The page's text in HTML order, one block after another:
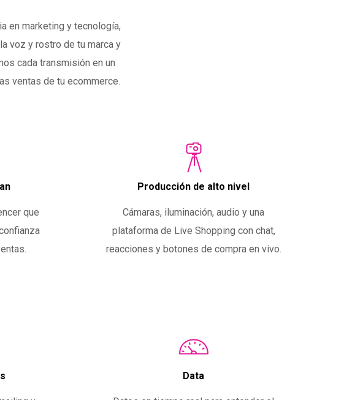
en marketing y tecnología,
voz y rostro de tu marca y
cada transmisión en un
ventas de tu ecommerce.
que
Producción de alto nivel
Cámaras, iluminación, audio y una
plataforma de Live Shopping con chat,
reacciones y botones de compra en vivo.
Data